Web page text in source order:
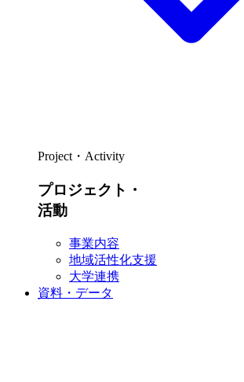
Project・Activity
プロジェクト・
活動
事業内容
地域活性化支援
大学連携
資料・データ